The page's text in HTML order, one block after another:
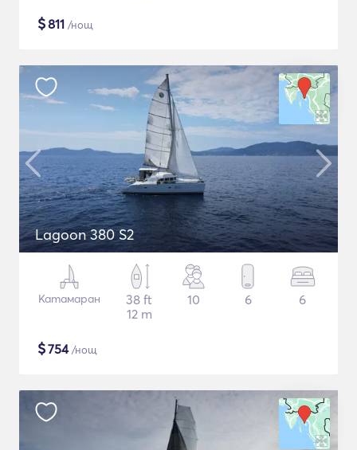
$811 /нощ
Lagoon 380 S2
Катамаран
38 ft
12 m
10 6 6
$754/нощ